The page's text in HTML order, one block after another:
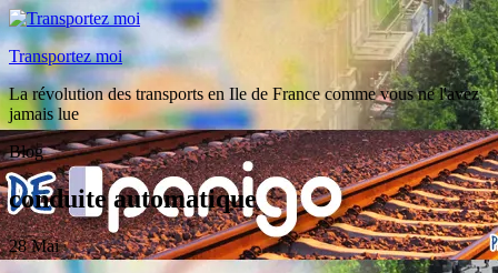
Transportez moi
La révolution des transports en Ile de France comme vous ne l'avez
jamais lue
Blog
conduite automatique
28Mai